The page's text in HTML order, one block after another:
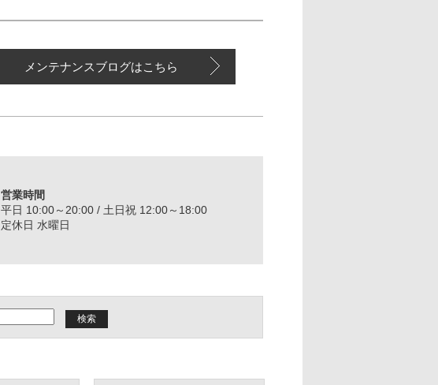
メンテナンスブログはこちら
営業時間
平日 10:00～20:00 / 土日祝 12:00～18:00
定休日 水曜日